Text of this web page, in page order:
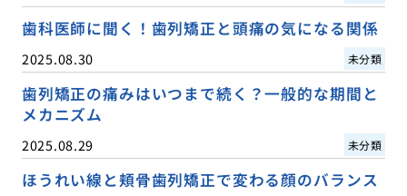
歯科医師に聞く！歯列矯正と頭痛の気になる関係
2025.08.30 未分類
歯列矯正の痛みはいつまで続く？一般的な期間と
メカニズム
2025.08.29 未分類
ほうれい線と頬骨歯列矯正で変わる顔のバランス